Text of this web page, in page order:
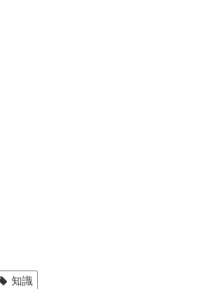
知識